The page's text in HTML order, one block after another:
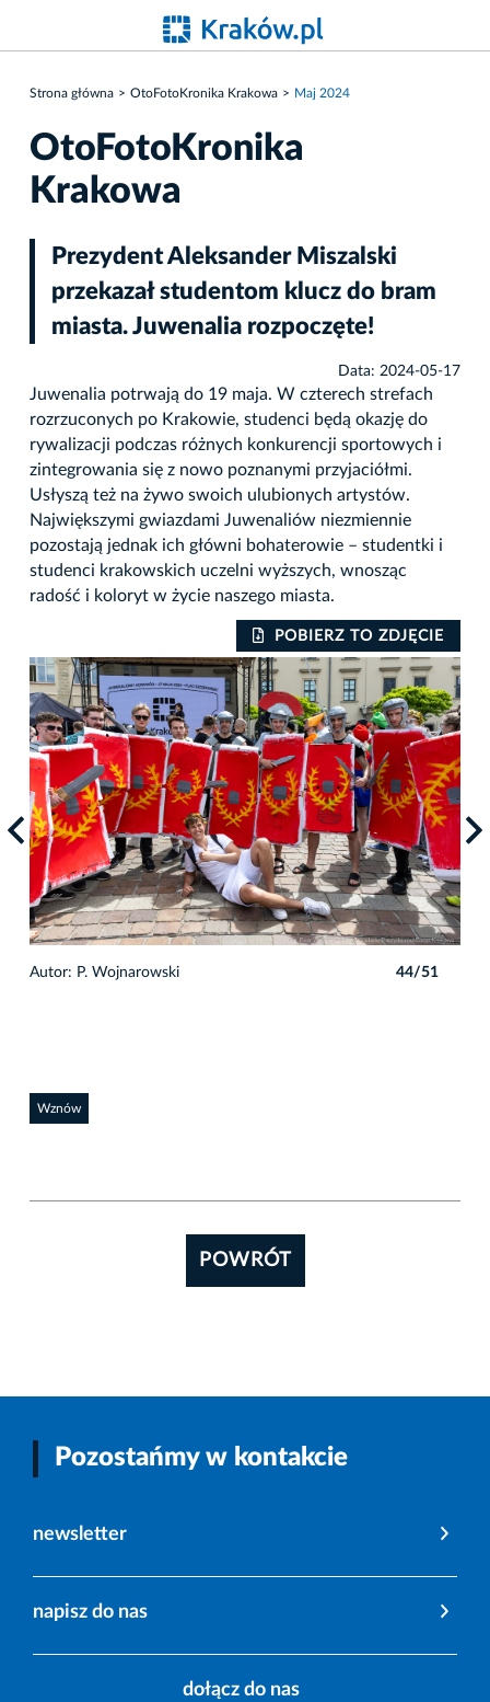
Strona główna OtoFotoKronika Krakowa Maj 2024
OtoFotoKronika
Krakowa
Prezydent Aleksander Miszalski
przekazał studentom klucz do bram
miasta. Juwenalia rozpoczęte!
Data: 2024-05-17
Juwenalia potrwają do 19 maja. W czterech strefach
rozrzuconych po Krakowie, studenci będą okazję do
rywalizacji podczas różnych konkurencji sportowych i
zintegrowania się z nowo poznanymi przyjaciółmi.
Usłyszą też na żywo swoich ulubionych artystów.
Największymi gwiazdami Juwenaliów niezmiennie
pozostają jednak ich główni bohaterowie – studentki i
studenci krakowskich uczelni wyższych, wnosząc
radość i koloryt w życie naszego miasta.
POBIERZ TO ZDJĘCIE
Autor: P. Wojnarowski 44/51
Wznów
POWRÓT
Pozostańmy w kontakcie
newsletter
napisz do nas
dołącz do nas